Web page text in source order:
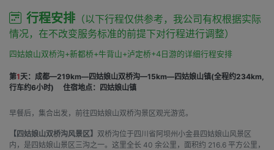
行程安排 （以下行程仅供参考，我公司有权根据实际
情况，在不改变服务标准的前提下对行程进行调整）
四姑娘山双桥沟+新都桥+牛背山+泸定桥+4日游的详细行程安排
第1天：成都—219km—四姑娘山双桥沟—15km—四姑娘山镇(全程约234km,
行车约6小时) 住宿地点：四姑娘山镇
早餐后，集合出发，前往四姑娘山双桥沟景区观光游览。
【四姑娘山双桥沟风景区】 双桥沟位于四川省阿坝州小金县四姑娘山风景区
内，是四姑娘山景区三沟之一。这里全长 40 余公里，面积约 216.6 平方公里，